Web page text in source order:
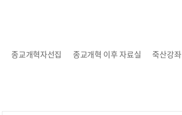
종교개혁자선집 종교개혁 이후 자료실 죽산강좌